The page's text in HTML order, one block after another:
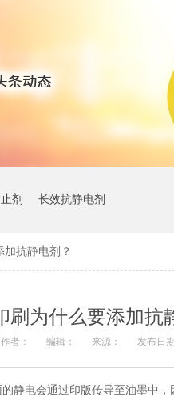
剂 长效抗静电剂
加抗静电剂？
刷为什么要添加抗
作者： 编辑： 来源： 发布日
静电会通过印版传导至油墨中